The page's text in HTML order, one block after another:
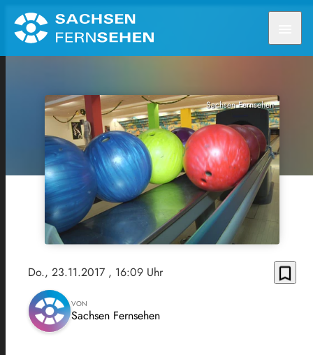
Sachsen Fernsehen
Do., 23.11.2017 , 16:09 Uhr bookmark_border
VON
Sachsen Fernsehen